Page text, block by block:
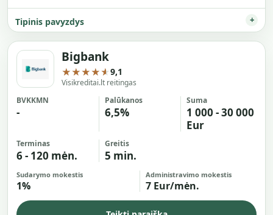
Tipinis pavyzdys
Bigbank
★★★★★9,1
Visikreditai.lt reitingas
BVKKMN
-
Palūkanos
6,5%
Suma
1 000 - 30 000
Eur
Terminas
6 - 120 mėn.
Greitis
5 min.
Sudarymo mokestis
1%
Administravimo mokestis
7 Eur/mėn.